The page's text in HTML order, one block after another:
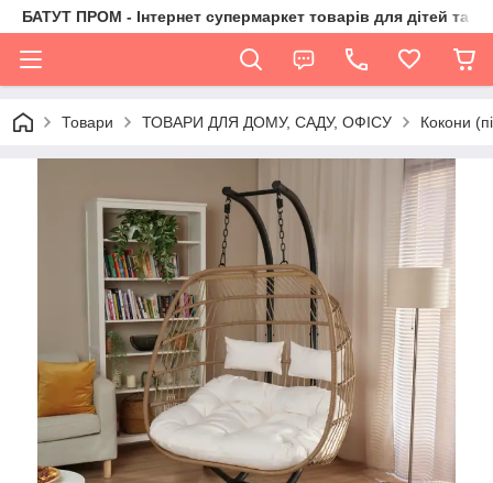
БАТУТ ПРОМ - Інтернет супермаркет товарів для дітей та їх
Товари ТОВАРИ ДЛЯ ДОМУ, САДУ, ОФІСУ Кокони